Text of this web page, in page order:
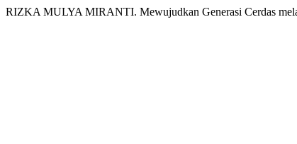
RIZKA MULYA MIRANTI. Mewujudkan Generasi Cerdas